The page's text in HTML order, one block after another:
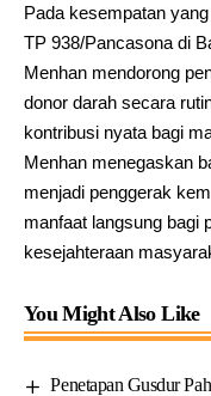
Pada kesempatan
TP 938/Pancasona di
Menhan mendorong
donor darah secara
kontribusi nyata bagi
Menhan menegaskan
menjadi penggerak
manfaat langsung bagi
kesejahteraan
You Might Also Like
Penetapan Gusdur